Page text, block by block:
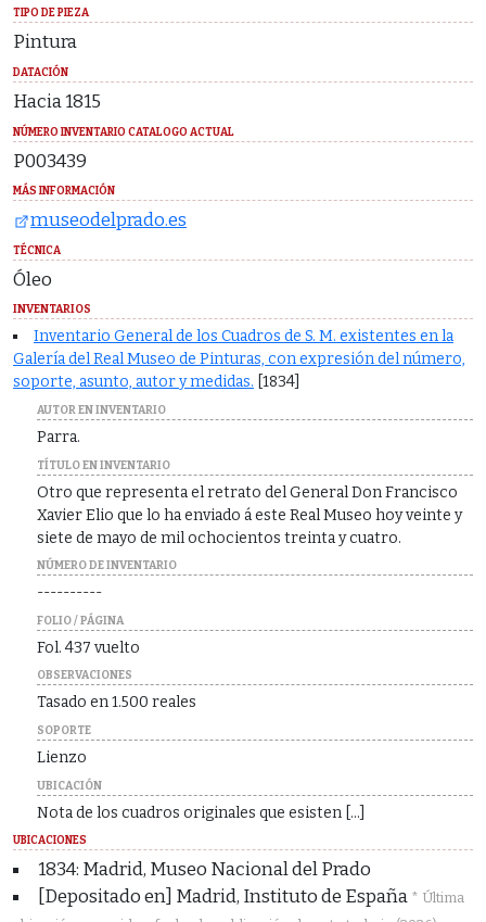
TIPO DE PIEZA
Pintura
DATACIÓN
Hacia 1815
NÚMERO INVENTARIO CATALOGO ACTUAL
P003439
MÁS INFORMACIÓN
museodelprado.es
TÉCNICA
Óleo
INVENTARIOS
Inventario General de los Cuadros de S. M. existentes en la
Galería del Real Museo de Pinturas, con expresión del número,
soporte, asunto, autor y medidas. [1834]
AUTOR EN INVENTARIO
Parra.
TÍTULO EN INVENTARIO
Otro que representa el retrato del General Don Francisco
Xavier Elio que lo ha enviado á este Real Museo hoy veinte y
siete de mayo de mil ochocientos treinta y cuatro.
NÚMERO DE INVENTARIO
----------
FOLIO / PÁGINA
Fol. 437 vuelto
OBSERVACIONES
Tasado en 1.500 reales
SOPORTE
Lienzo
UBICACIÓN
Nota de los cuadros originales que esisten [...]
UBICACIONES
1834: Madrid, Museo Nacional del Prado
[Depositado en] Madrid, Instituto de España* Última